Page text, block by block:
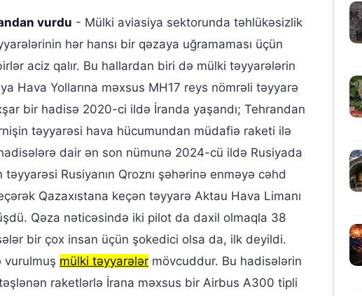
vurdu - Mülki aviasiya sektorunda təhlükəsizlik
hər hansı bir qəzaya uğramaması üçün
aciz qalır. Bu hallardan biri də mülki təyyarələrin
Hava Yollarına məxsus MH17 reys nömrəli təyyarə
bir hadisə 2020-ci ildə İranda yaşandı; Tehrandan
təyyarəsi hava hücumundan müdafiə raketi ilə
dair ən son nümunə 2024-cü ildə Rusiyada
Rusiyanın Qroznı şəhərinə enməyə cəhd
Qazaxıstana keçən təyyarə Aktau Hava Limanı
Qəza nəticəsində iki pilot da daxil olmaqla 38
bir çox insan üçün şokedici olsa da, ilk deyildi.
vurulmuş mülki təyyarələr mövcuddur. Bu hadisələrin
raketlərlə İrana məxsus bir Airbus A300 tipli